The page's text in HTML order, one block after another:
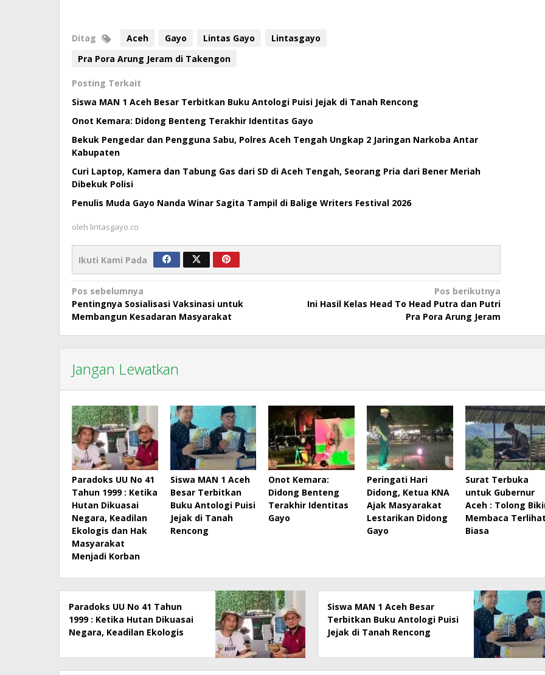
Ditag Aceh Gayo Lintas Gayo
Lintasgayo
Pra Pora Arung Jeram di Takengon
Posting Terkait
Siswa MAN 1 Aceh Besar Terbitkan Buku Antologi Puisi Jejak di Tanah Rencong
Onot Kemara: Didong Benteng Terakhir Identitas Gayo
Bekuk Pengedar dan Pengguna Sabu, Polres Aceh Tengah Ungkap 2 Jaringan Narkoba Antar
Kabupaten
Curi Laptop, Kamera dan Tabung Gas dari SD di Aceh Tengah, Seorang Pria dari Bener Meriah
Dibekuk Polisi
Penulis Muda Gayo Nanda Winar Sagita Tampil di Balige Writers Festival 2026
oleh lintasgayo.co
Ikuti Kami Pada
Navigasi
pos
Pos sebelumnya
Pentingnya Sosialisasi Vaksinasi untuk
Membangun Kesadaran Masyarakat
Pos berikutnya
Ini Hasil Kelas Head To Head Putra dan Putri
Pra Pora Arung Jeram
Jangan Lewatkan
Paradoks UU No 41
Tahun 1999 : Ketika
Hutan Dikuasai
Negara, Keadilan
Ekologis dan Hak
Masyarakat
Menjadi Korban
Siswa MAN 1 Aceh
Besar Terbitkan
Buku Antologi Puisi
Jejak di Tanah
Rencong
Onot Kemara:
Didong Benteng
Terakhir Identitas
Gayo
Peringati Hari
Didong, Ketua KNA
Ajak Masyarakat
Lestarikan Didong
Gayo
Surat Terbuka
untuk Gubernur
Aceh : Tolong
Membaca
Biasa
Paradoks UU No 41 Tahun
1999 : Ketika Hutan Dikuasai
Negara, Keadilan Ekologis
Korban
Siswa MAN 1 Aceh Besar
Terbitkan Buku Antologi Puisi
Jejak di Tanah Rencong